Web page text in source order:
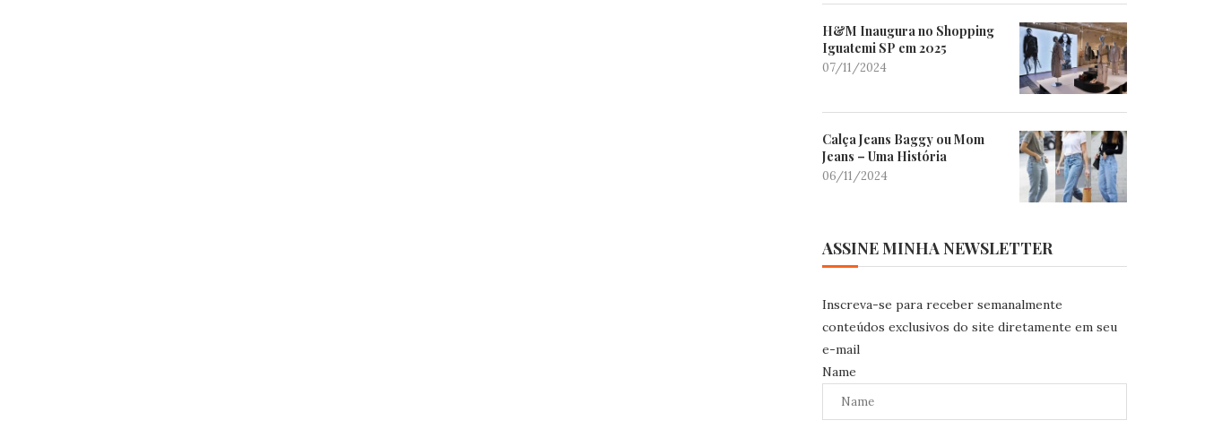
H&M Inaugura no Shopping
Iguatemi SP em 2025
07/11/2024
Calça Jeans Baggy ou Mom
Jeans – Uma História
06/11/2024
ASSINE MINHA NEWSLETTER
Inscreva-se para receber semanalmente
conteúdos exclusivos do site diretamente em seu
e-mail
Name